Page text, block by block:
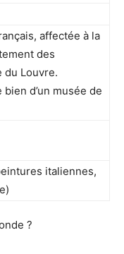
affectée à la
des
du Louvre.
d’un musée de
italiennes,
?